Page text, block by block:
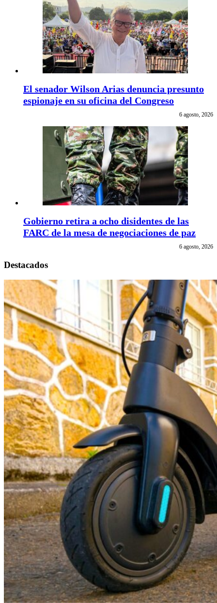
El senador Wilson Arias denuncia presunto
espionaje en su oficina del Congreso
6 agosto, 2026
Gobierno retira a ocho disidentes de las
FARC de la mesa de negociaciones de paz
6 agosto, 2026
Destacados